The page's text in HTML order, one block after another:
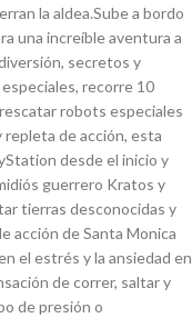
la aldea.Sube a bordo
una increíble aventura a
secretos y
recorre 10
robots especiales
repleta de acción, esta
desde el inicio y
guerrero Kratos y
tierras desconocidas y
acción de Santa Monica
el estrés y la ansiedad en
de correr, saltar y
de presión o